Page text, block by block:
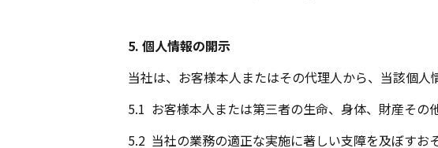
5. 個人情報の開示
当社は、お客様本人またはその代理人から、当該個人
5.1 お客様本人または第三者の生命、身体、財産そ
5.2 当社の業務の適正な実施に著しい支障を及ぼすお